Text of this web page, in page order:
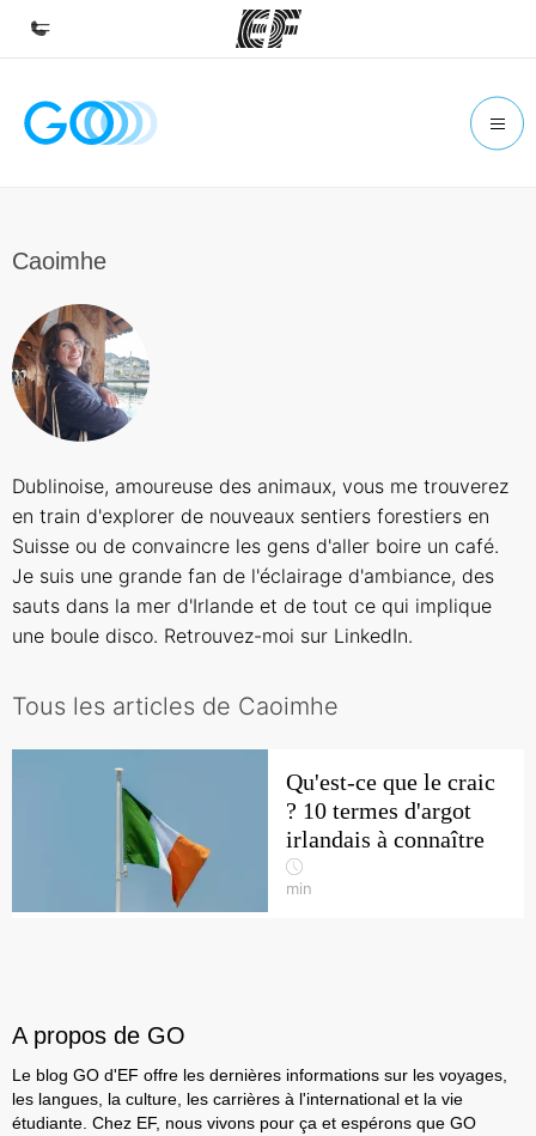
Accueil
Trouver un bureau
A propos de nous
Qui sommes-nous ?
Rejoignez nos équipes
Caoimhe
Dublinoise, amoureuse des animaux, vous me trouverez
en train d'explorer de nouveaux sentiers forestiers en
Suisse ou de convaincre les gens d'aller boire un café.
Je suis une grande fan de l'éclairage d'ambiance, des
sauts dans la mer d'Irlande et de tout ce qui implique
une boule disco. Retrouvez-moi sur LinkedIn.
Tous les articles de Caoimhe
Qu'est-ce que le craic
? 10 termes d'argot
irlandais à connaître
min
A propos de GO
Le blog GO d'EF offre les dernières informations sur les voyages,
les langues, la culture, les carrières à l'international et la vie
étudiante. Chez EF, nous vivons pour ça et espérons que GO